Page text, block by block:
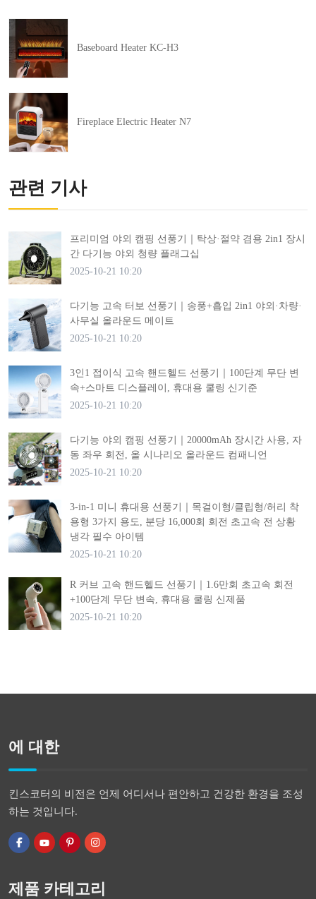
Baseboard Heater KC-H3
Fireplace Electric Heater N7
관련 기사
프리미엄 야외 캠핑 선풍기｜탁상·절약 겸용 2in1 장시
간 다기능 야외 청량 플래그십
2025-10-21 10:20
다기능 고속 터보 선풍기｜송풍+흡입 2in1 야외·차량·
사무실 올라운드 메이트
2025-10-21 10:20
3인1 접이식 고속 핸드헬드 선풍기｜100단계 무단 변
속+스마트 디스플레이, 휴대용 쿨링 신기준
2025-10-21 10:20
다기능 야외 캠핑 선풍기｜20000mAh 장시간 사용, 자
동 좌우 회전, 올 시나리오 올라운드 컴패니언
2025-10-21 10:20
3-in-1 미니 휴대용 선풍기｜목걸이형/클립형/허리 착
용형 3가지 용도, 분당 16,000회 회전 초고속 전 상황
냉각 필수 아이템
2025-10-21 10:20
R 커브 고속 핸드헬드 선풍기｜1.6만회 초고속 회전
+100단계 무단 변속, 휴대용 쿨링 신제품
2025-10-21 10:20
에 대한
킨스코터의 비전은 언제 어디서나 편안하고 건강한 환경을 조성
하는 것입니다.
제품 카테고리